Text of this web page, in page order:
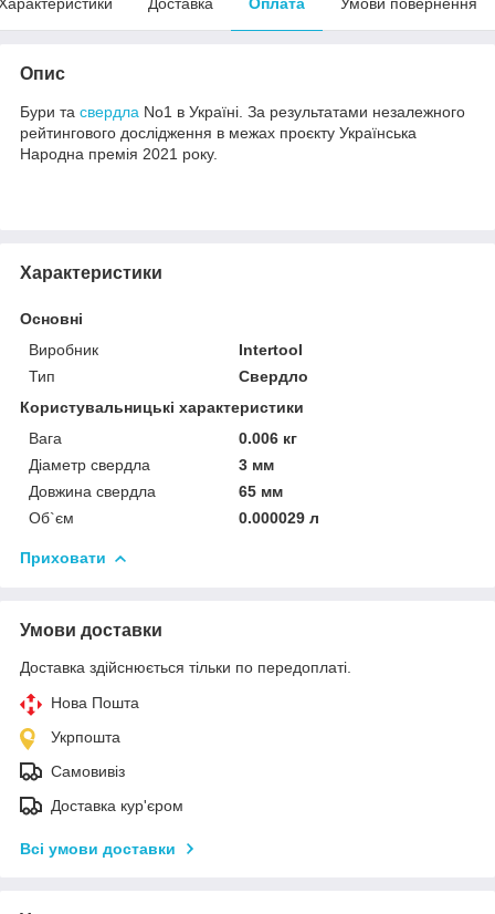
Опис
Бури та свердла No1 в Україні. За результатами незалежного
рейтингового дослідження в межах проєкту Українська
Народна премія 2021 року.
Характеристики
Основні
Виробник
Intertool
Тип
Свердло
Користувальницькі характеристики
Вага
0.006 кг
Діаметр свердла
3 мм
Довжина свердла
65 мм
Об`єм
0.000029 л
Приховати
Умови доставки
Доставка здійснюється тільки по передоплаті.
Нова Пошта
Укрпошта
Самовивіз
Доставка кур'єром
Всі умови доставки